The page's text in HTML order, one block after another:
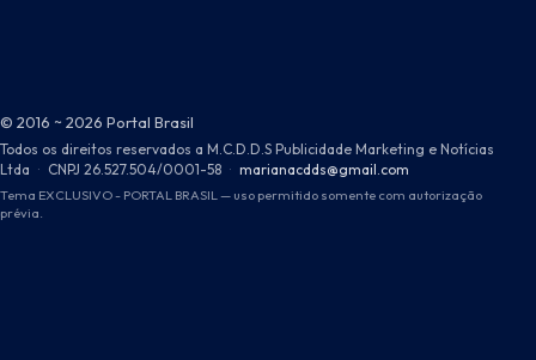
© 2016 ~ 2026 Portal Brasil
Todos os direitos reservados a M.C.D.D.S Publicidade Marketing e Notícias
Ltda · CNPJ 26.527.504/0001-58 · marianacdds@gmail.com
Tema EXCLUSIVO - PORTAL BRASIL — uso permitido somente com autorização
prévia.